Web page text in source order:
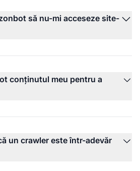
să nu-mi acceseze site-
conținutul meu pentru a
un crawler este într-adevăr